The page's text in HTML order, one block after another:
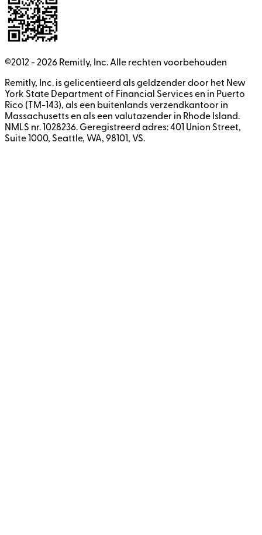
©2012 - 2026 Remitly, Inc. Alle rechten voorbehouden
Remitly, Inc. is gelicentieerd als geldzender door het New
York State Department of Financial Services en in Puerto
Rico (TM-143), als een buitenlands verzendkantoor in
Massachusetts en als een valutazender in Rhode Island.
NMLS nr. 1028236. Geregistreerd adres: 401 Union Street,
Suite 1000, Seattle, WA, 98101, VS.